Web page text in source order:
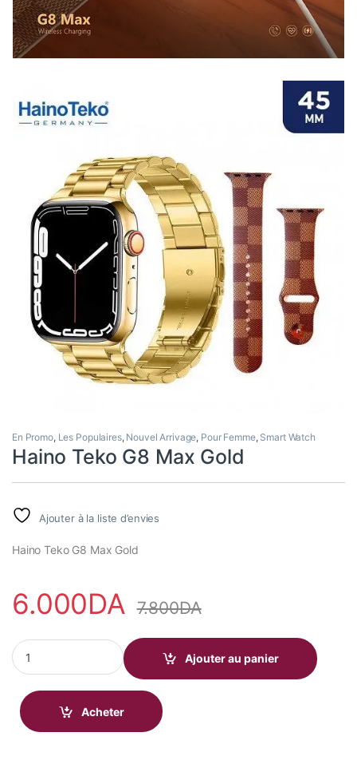
En Promo, Les Populaires, Nouvel Arrivage, Pour Femme, Smart Watch
Haino Teko G8 Max Gold
Ajouter à la liste d’envies
Haino Teko G8 Max Gold
6.000DA 7.800DA
Haino Teko G8 Max Gold quantity
Ajouter au panier
Acheter